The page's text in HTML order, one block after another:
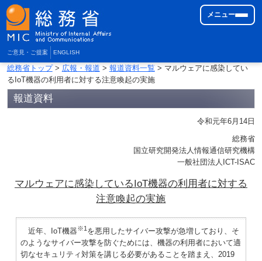
ご意見・ご提案 ENGLISH
メニュー
総務省トップ> 広報・報道 > 報道資料一覧> マルウェアに感染してい
るIoT機器の利用者に対する注意喚起の実施
報道資料
令和元年6月14日
総務省
国立研究開発法人情報通信研究機構
一般社団法人ICT-ISAC
マルウェアに感染しているIoT機器の利用者に対する
注意喚起の実施
近年、IoT機器※1を悪用したサイバー攻撃が急増しており、そ
のようなサイバー攻撃を防ぐためには、機器の利用者において適
切なセキュリティ対策を講じる必要があることを踏まえ、2019